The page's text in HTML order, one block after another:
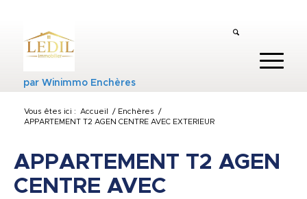
parWinimmo Enchères
Vous êtes ici : Accueil / Enchères
/
APPARTEMENT T2 AGEN CENTRE AVEC EXTERIEUR
APPARTEMENT T2 AGEN
CENTRE AVEC